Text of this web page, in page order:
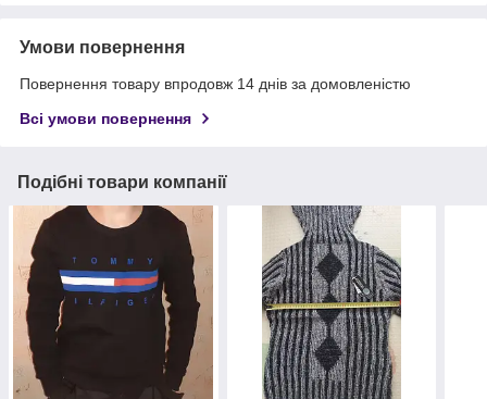
Умови повернення
Повернення товару впродовж 14 днів за домовленістю
Всі умови повернення
Подібні товари компанії